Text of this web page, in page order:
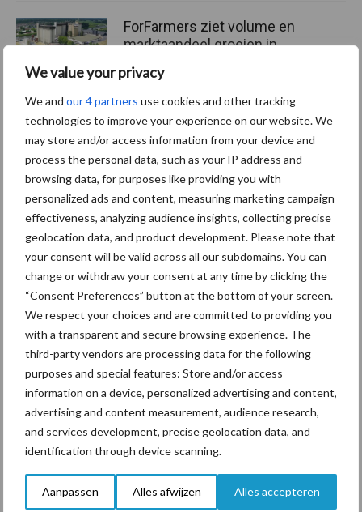
We value your privacy
We and our 4 partners use cookies and other tracking
technologies to improve your experience on our website. We
may store and/or access information from your device and
process the personal data, such as your IP address and
browsing data, for purposes like providing you with
personalized ads and content, measuring marketing campaign
effectiveness, analyzing audience insights, collecting precise
geolocation data, and product development. Please note that
your consent will be valid across all our subdomains. You can
change or withdraw your consent at any time by clicking the
“Consent Preferences” button at the bottom of your screen.
We respect your choices and are committed to providing you
with a transparent and secure browsing experience. The
third-party vendors are processing data for the following
purposes and special features: Store and/or access
information on a device, personalized advertising and content,
advertising and content measurement, audience research,
and services development, precise geolocation data, and
identification through device scanning.
Aanpassen Alles afwijzen Alles accepteren
Sidebar
Recent nieuws Partner nieuws
ForFarmers ziet volume en
marktaandeel groeien in
krimpende Nederlandse
markt
Themapagina's
Diergezondheid Bemesting Fokkerij
Compost Dierlijke mest
Toon meer